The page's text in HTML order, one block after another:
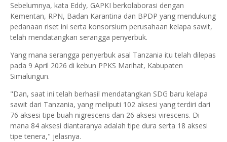
Sebelumnya, kata Eddy, GAPKI berkolaborasi dengan
Kementan, RPN, Badan Karantina dan BPDP yang mendukung
pedanaan riset ini serta konsorsium perusahaan kelapa sawit,
telah mendatangkan serangga penyerbuk.
Yang mana serangga penyerbuk asal Tanzania itu telah dilepas
pada 9 April 2026 di kebun PPKS Marihat, Kabupaten
Simalungun.
"Dan, saat ini telah berhasil mendatangkan SDG baru kelapa
sawit dari Tanzania, yang meliputi 102 aksesi yang terdiri dari
76 aksesi tipe buah nigrescens dan 26 aksesi virescens. Di
mana 84 aksesi diantaranya adalah tipe dura serta 18 aksesi
tipe tenera," jelasnya.